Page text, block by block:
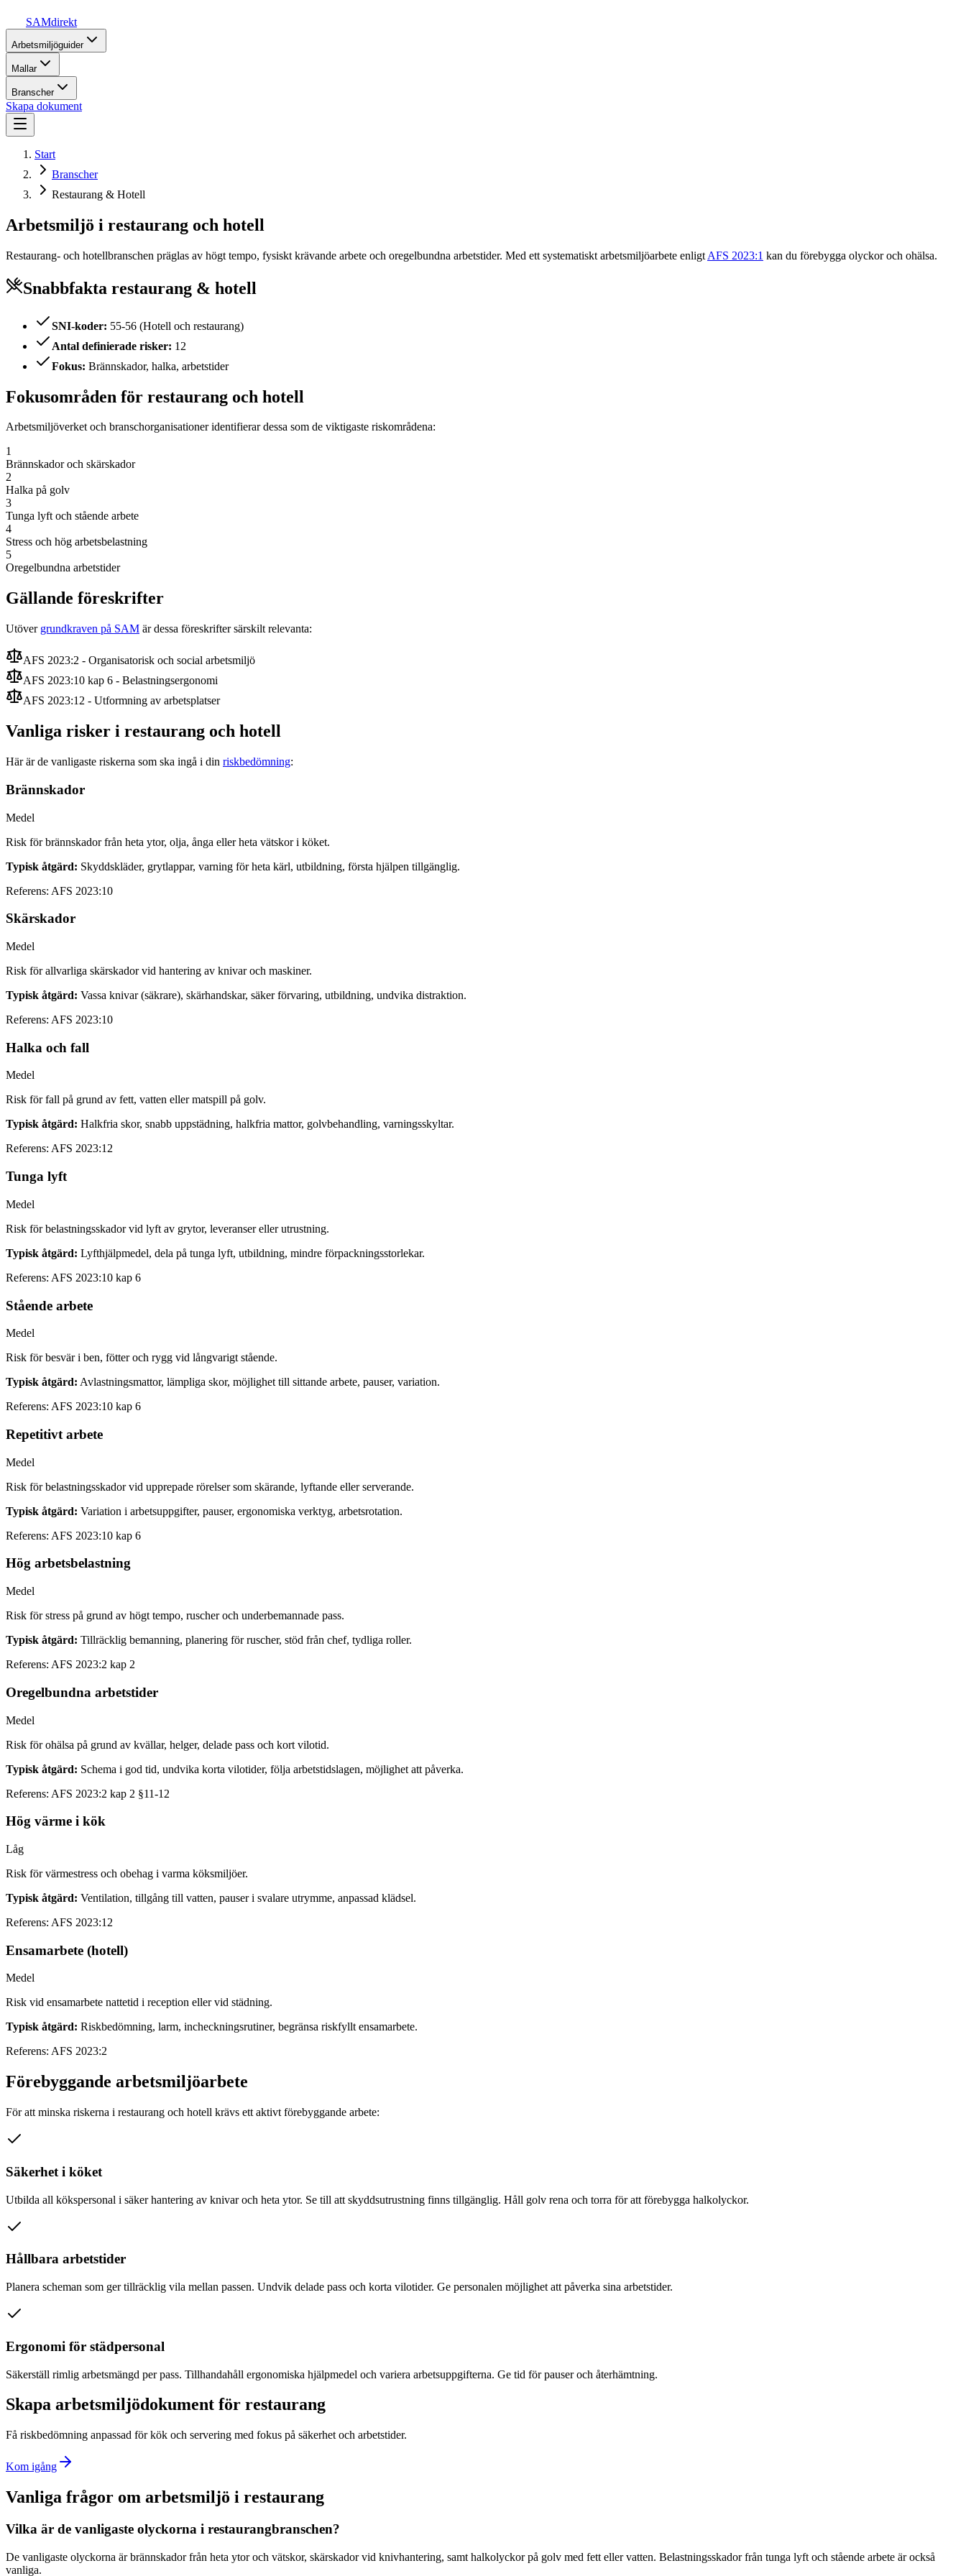
SAMdirekt
Arbetsmiljöguider
Mallar
Branscher
Skapa dokument
Start
Branscher
Restaurang & Hotell
Arbetsmiljö i restaurang och hotell
Restaurang- och hotellbranschen präglas av högt tempo, fysiskt krävande arbete och oregelbundna arbetstider. Med ett systematiskt arbetsmiljöarbete enligt AFS 2023:1 kan du förebygga olyckor och ohälsa.
Snabbfakta restaurang & hotell
SNI-koder: 55-56 (Hotell och restaurang)
Antal definierade risker: 12
Fokus: Brännskador, halka, arbetstider
Fokusområden för restaurang och hotell
Arbetsmiljöverket och branschorganisationer identifierar dessa som de viktigaste riskområdena:
1
Brännskador och skärskador
2
Halka på golv
3
Tunga lyft och stående arbete
4
Stress och hög arbetsbelastning
5
Oregelbundna arbetstider
Gällande föreskrifter
Utöver grundkraven på SAM är dessa föreskrifter särskilt relevanta:
AFS 2023:2 - Organisatorisk och social arbetsmiljö
AFS 2023:10 kap 6 - Belastningsergonomi
AFS 2023:12 - Utformning av arbetsplatser
Vanliga risker i restaurang och hotell
Här är de vanligaste riskerna som ska ingå i din riskbedömning:
Brännskador
Medel
Risk för brännskador från heta ytor, olja, ånga eller heta vätskor i köket.
Typisk åtgärd: Skyddskläder, grytlappar, varning för heta kärl, utbildning, första hjälpen tillgänglig.
Referens: AFS 2023:10
Skärskador
Medel
Risk för allvarliga skärskador vid hantering av knivar och maskiner.
Typisk åtgärd: Vassa knivar (säkrare), skärhandskar, säker förvaring, utbildning, undvika distraktion.
Referens: AFS 2023:10
Halka och fall
Medel
Risk för fall på grund av fett, vatten eller matspill på golv.
Typisk åtgärd: Halkfria skor, snabb uppstädning, halkfria mattor, golvbehandling, varningsskyltar.
Referens: AFS 2023:12
Tunga lyft
Medel
Risk för belastningsskador vid lyft av grytor, leveranser eller utrustning.
Typisk åtgärd: Lyfthjälpmedel, dela på tunga lyft, utbildning, mindre förpackningsstorlekar.
Referens: AFS 2023:10 kap 6
Stående arbete
Medel
Risk för besvär i ben, fötter och rygg vid långvarigt stående.
Typisk åtgärd: Avlastningsmattor, lämpliga skor, möjlighet till sittande arbete, pauser, variation.
Referens: AFS 2023:10 kap 6
Repetitivt arbete
Medel
Risk för belastningsskador vid upprepade rörelser som skärande, lyftande eller serverande.
Typisk åtgärd: Variation i arbetsuppgifter, pauser, ergonomiska verktyg, arbetsrotation.
Referens: AFS 2023:10 kap 6
Hög arbetsbelastning
Medel
Risk för stress på grund av högt tempo, ruscher och underbemannade pass.
Typisk åtgärd: Tillräcklig bemanning, planering för ruscher, stöd från chef, tydliga roller.
Referens: AFS 2023:2 kap 2
Oregelbundna arbetstider
Medel
Risk för ohälsa på grund av kvällar, helger, delade pass och kort vilotid.
Typisk åtgärd: Schema i god tid, undvika korta vilotider, följa arbetstidslagen, möjlighet att påverka.
Referens: AFS 2023:2 kap 2 §11-12
Hög värme i kök
Låg
Risk för värmestress och obehag i varma köksmiljöer.
Typisk åtgärd: Ventilation, tillgång till vatten, pauser i svalare utrymme, anpassad klädsel.
Referens: AFS 2023:12
Ensamarbete (hotell)
Medel
Risk vid ensamarbete nattetid i reception eller vid städning.
Typisk åtgärd: Riskbedömning, larm, incheckningsrutiner, begränsa riskfyllt ensamarbete.
Referens: AFS 2023:2
Förebyggande arbetsmiljöarbete
För att minska riskerna i restaurang och hotell krävs ett aktivt förebyggande arbete:
Säkerhet i köket
Utbilda all kökspersonal i säker hantering av knivar och heta ytor. Se till att skyddsutrustning finns tillgänglig. Håll golv rena och torra för att förebygga halkolyckor.
Hållbara arbetstider
Planera scheman som ger tillräcklig vila mellan passen. Undvik delade pass och korta vilotider. Ge personalen möjlighet att påverka sina arbetstider.
Ergonomi för städpersonal
Säkerställ rimlig arbetsmängd per pass. Tillhandahåll ergonomiska hjälpmedel och variera arbetsuppgifterna. Ge tid för pauser och återhämtning.
Skapa arbetsmiljödokument för restaurang
Få riskbedömning anpassad för kök och servering med fokus på säkerhet och arbetstider.
Kom igång
Vanliga frågor om arbetsmiljö i restaurang
Vilka är de vanligaste olyckorna i restaurangbranschen?
De vanligaste olyckorna är brännskador från heta ytor och vätskor, skärskador vid knivhantering, samt halkolyckor på golv med fett eller vatten. Belastningsskador från tunga lyft och stående arbete är också
vanliga.